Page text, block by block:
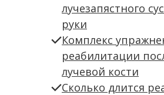
лучезапястного
руки
Комплекс
реабилитации
лучевой кости
Сколько длится